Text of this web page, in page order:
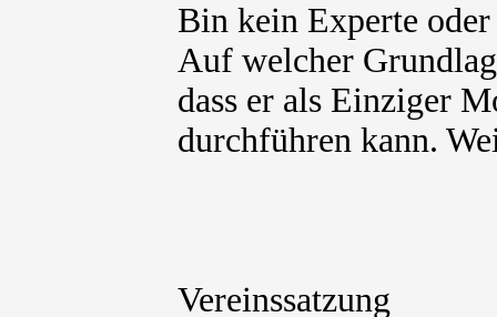
Bin kein Experte
Auf welcher
dass er als Einziger
durchführen kann.
Vereinssatzung